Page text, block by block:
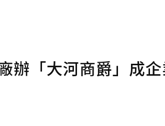
辦「大河商爵」成